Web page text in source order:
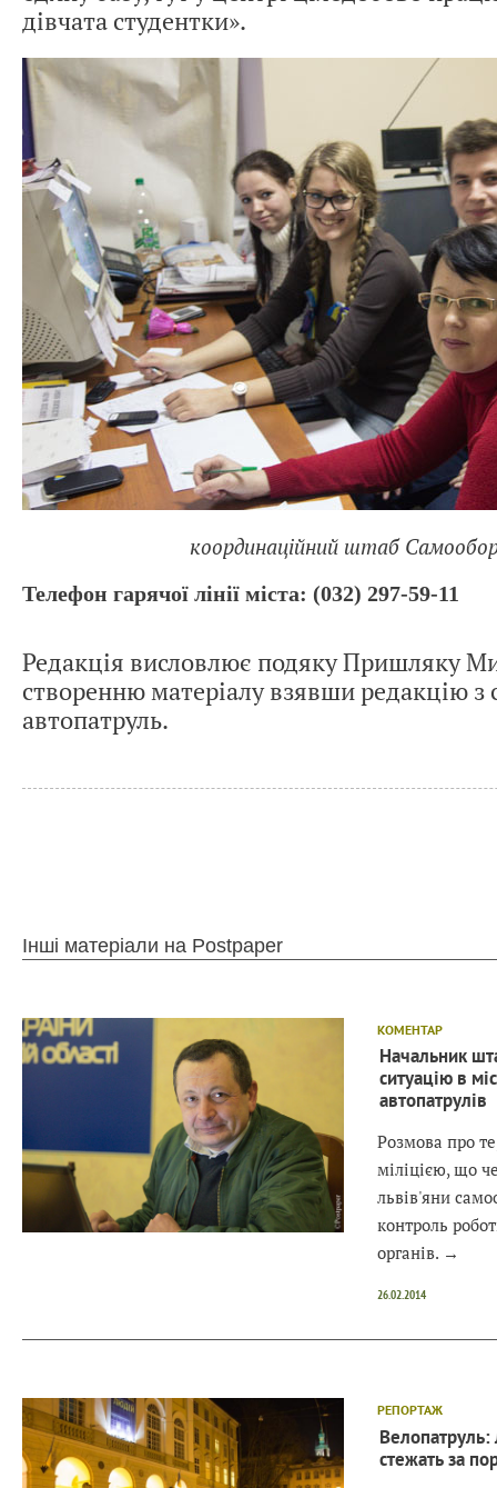
дівчата студентки».
координаційний штаб
Телефон гарячої лінії міста: (032) 297-59-11
Редакція висловлює подяку Пришляку
створенню матеріалу взявши редакцію з
автопатруль.
Інші матеріали на Postpaper
КОМЕНТАР
Начальник
ситуацію в
автопатрулів
Розмова про
міліцією, що
львів'яни
контроль
органів. →
26.02.2014
РЕПОРТАЖ
Велопатруль:
стежать за